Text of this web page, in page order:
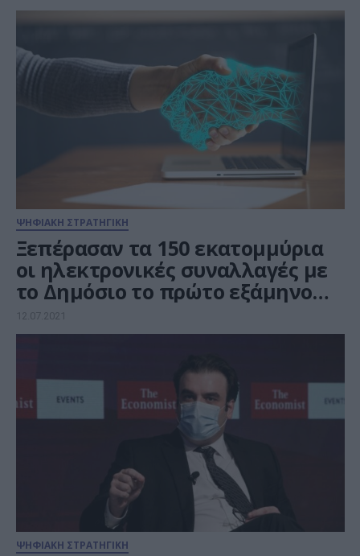
ΨΗΦΙΑΚΗ ΣΤΡΑΤΗΓΙΚΗ
Ξεπέρασαν τα 150 εκατομμύρια
οι ηλεκτρονικές συναλλαγές με
το Δημόσιο το πρώτο εξάμηνο
του 2021
12.07.2021
ΨΗΦΙΑΚΗ ΣΤΡΑΤΗΓΙΚΗ